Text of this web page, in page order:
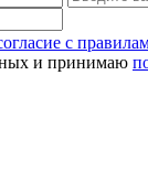
с
и принимаю